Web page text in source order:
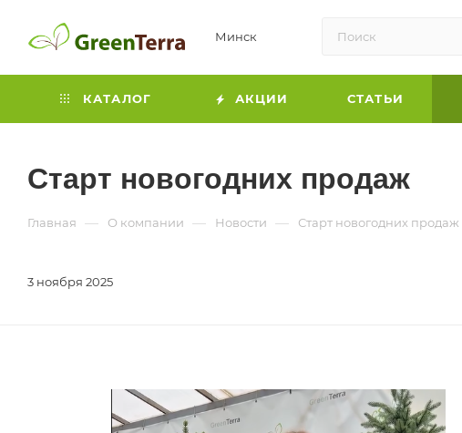
Минск
КАТАЛОГ АКЦИИ СТАТЬИ
Старт новогодних продаж
Главная — О компании — Новости — Старт новогодних продаж
3 ноября 2025